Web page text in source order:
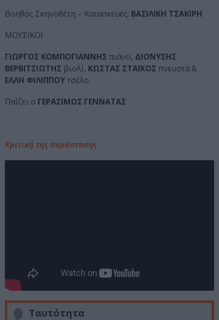
Βοηθός Σκηνοθέτη – Κατασκευές: ΒΑΣΙΛΙΚΗ ΤΣΑΚΙΡΗ
ΜΟΥΣΙΚΟΙ
ΓΙΩΡΓΟΣ ΚΟΜΠΟΓΙΑΝΝΗΣ πιάνο, ΔΙΟΝΥΣΗΣ
ΒΕΡΒΙΤΣΙΩΤΗΣ βιολί, ΚΩΣΤΑΣ ΣΤΑΪΚΟΣ πνευστά &
ΕΛΛΗ ΦΙΛΙΠΠΟΥ τσέλο.
Παίζει ο ΓΕΡΑΣΙΜΟΣ ΓΕΝΝΑΤΑΣ
Κριτική της παράστασης
Ταυτότητα